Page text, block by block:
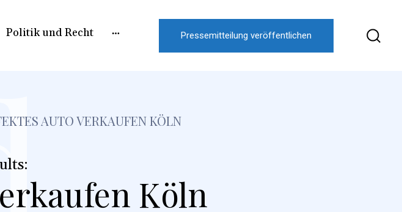
Politik und Recht Pressemitteilung veröffentlichen
AUTO VERKAUFEN KÖLN
Köln